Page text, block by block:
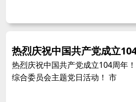
热烈庆祝中国共产党成立
热烈庆祝中国共产党成立104周年
综合委员会主题党日活动！ 市